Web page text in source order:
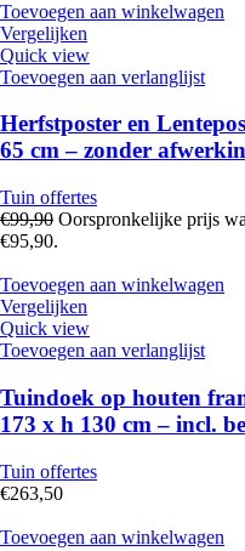
Toevoegen aan winkelwagen
Vergelijken
Quick view
Toevoegen aan verlanglijst
Herfstposter en
65 cm – zonder
Tuin offertes
€99,90 Oorspronkelijke prijs
€95,90.
Toevoegen aan winkelwagen
Vergelijken
Quick view
Toevoegen aan verlanglijst
Tuindoek op houten
173 x h 130 cm – incl.
Tuin offertes
€263,50
Toevoegen aan winkelwagen